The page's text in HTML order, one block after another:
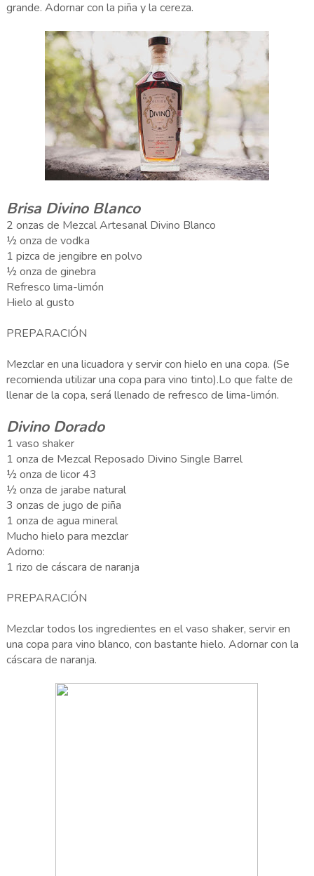
grande. Adornar con la piña y la cereza.
Brisa Divino Blanco
2 onzas de Mezcal Artesanal Divino Blanco
½ onza de vodka
1 pizca de jengibre en polvo
½ onza de ginebra
Refresco lima-limón
Hielo al gusto
PREPARACIÓN
Mezclar en una licuadora y servir con hielo en una copa. (Se
recomienda utilizar una copa para vino tinto).Lo que falte de
llenar de la copa, será llenado de refresco de lima-limón.
Divino Dorado
1 vaso shaker
1 onza de Mezcal Reposado Divino Single Barrel
½ onza de licor 43
½ onza de jarabe natural
3 onzas de jugo de piña
1 onza de agua mineral
Mucho hielo para mezclar
Adorno:
1 rizo de cáscara de naranja
PREPARACIÓN
Mezclar todos los ingredientes en el vaso shaker, servir en
una copa para vino blanco, con bastante hielo. Adornar con la
cáscara de naranja.